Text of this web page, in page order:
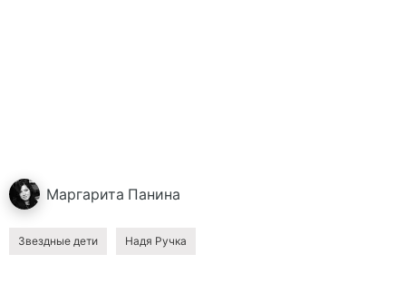
Маргарита Панина
Звездные дети Надя Ручка